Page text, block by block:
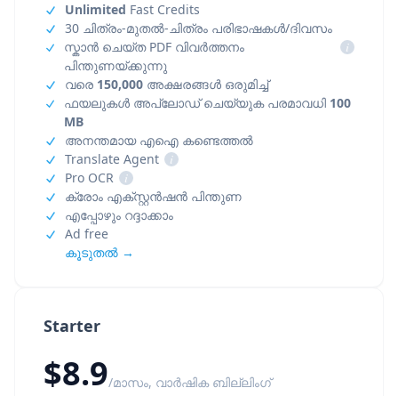
Starter
$8.9/മാസം, വാർഷിക ബില്ലിംഗ്
Unlimited Fast Credits
30 ചിത്രം-മുതൽ-ചിത്രം പരിഭാഷകൾ/ദിവസം
സ്കാൻ ചെയ്ത PDF വിവർത്തനം
പിന്തുണയ്ക്കുന്നു
i
വരെ 150,000 അക്ഷരങ്ങൾ ഒരുമിച്ച്
ഫയലുകൾ അപ്‌ലോഡ് ചെയ്യുക പരമാവധി 100
MB
അനന്തമായ എഐ കണ്ടെത്തൽ
Translate Agent
i
Pro OCR
i
ക്രോം എക്സ്റ്റൻഷൻ പിന്തുണ
എപ്പോഴും റദ്ദാക്കാം
Ad free
കൂടുതൽ →